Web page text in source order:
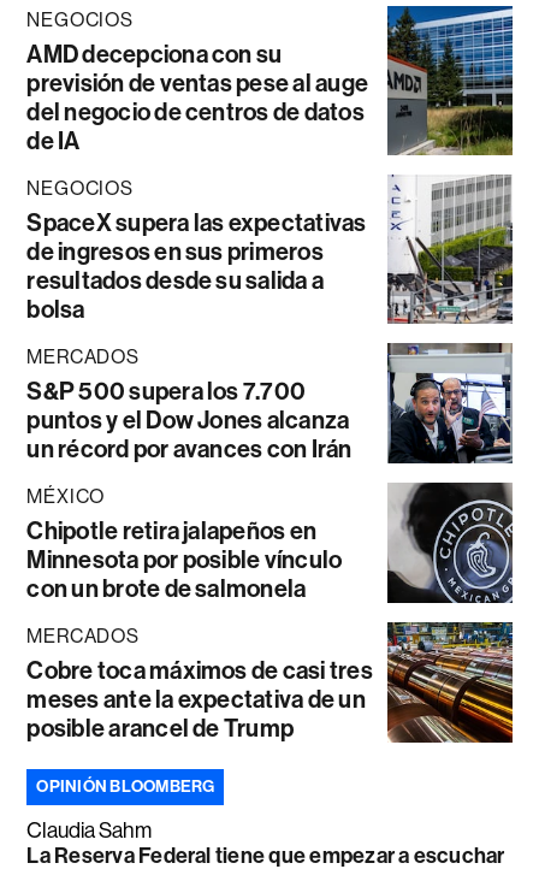
NEGOCIOS
AMD decepciona con su
previsión de ventas pese al auge
del negocio de centros de datos
de IA
NEGOCIOS
SpaceX supera las expectativas
de ingresos en sus primeros
resultados desde su salida a
bolsa
MERCADOS
S&P 500 supera los 7.700
puntos y el Dow Jones alcanza
un récord por avances con Irán
MÉXICO
Chipotle retira jalapeños en
Minnesota por posible vínculo
con un brote de salmonela
MERCADOS
Cobre toca máximos de casi tres
meses ante la expectativa de un
posible arancel de Trump
OPINIÓN BLOOMBERG
Claudia Sahm
La Reserva Federal tiene que empezar a escuchar